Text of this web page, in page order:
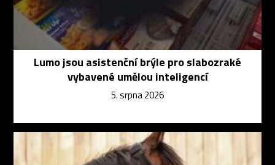
Lumo jsou asistenční brýle pro slabozraké
vybavené umělou inteligencí
5. srpna 2026